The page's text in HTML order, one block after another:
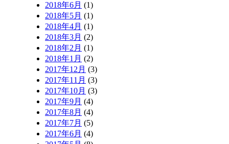
2018年6月 (1)
2018年5月 (1)
2018年4月 (1)
2018年3月 (2)
2018年2月 (1)
2018年1月 (2)
2017年12月 (3)
2017年11月 (3)
2017年10月 (3)
2017年9月 (4)
2017年8月 (4)
2017年7月 (5)
2017年6月 (4)